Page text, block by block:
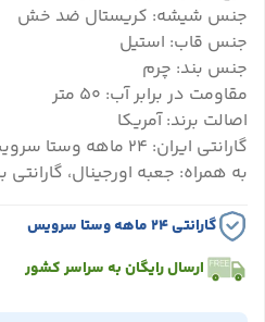
جنس شیشه: کریستال ضد خش
جنس قاب: استیل
جنس بند: چرم
مقاومت در برابر آب: ۵۰ متر
اصالت برند: آمریکا
گارانتی ایران: ۲۴ ماهه وستا سرویس
به همراه: جعبه اورجینال، گارانتی
گارانتی ۲۴ ماهه وستا سرویس
ارسال رایگان به سراسر کشور